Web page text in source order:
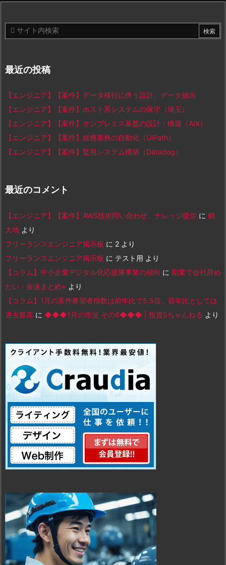
最近の投稿
【エンジニア】【案件】データ移行に伴う設計、データ抽出
【エンジニア】【案件】ホスト系システムの保守（埼玉）
【エンジニア】【案件】オンプレミス基盤の設計・構築（AIX）
【エンジニア】【案件】総務業務の自動化（UiPath）
【エンジニア】【案件】監視システム構築（Datadog）
最近のコメント
【エンジニア】【案件】AWS技術問い合わせ、ナレッジ提供 に 鶴
大地 より
フリーランスエンジニア掲示板 に 2 より
フリーランスエンジニア掲示板 に テスト用 より
【コラム】中小企業デジタル化応援隊事業の傾向 に 副業で会社辞め
たい - 金速まとめ+ より
【コラム】1月の案件希望者指数は前年比で5.5倍、前年比としては
過去最高 に ◆◆◆1月の市況 その6◆◆◆ | 投資5ちゃんねる より